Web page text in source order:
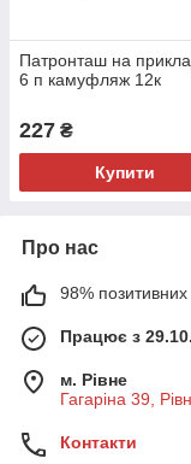
Патронташ на
6 п камуфляж 12к
227 ₴
Купити
Про нас
98% позитивних
Працює з
м. Рівне
Гагаріна 39,
Контакти